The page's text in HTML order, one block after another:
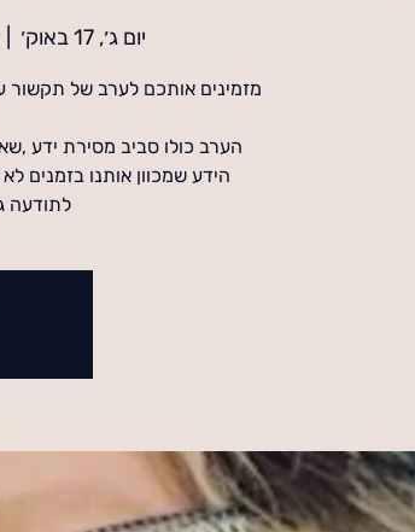
יום ג׳, 17 באוק׳
מזמינים אותכם לערב של תקשור
הערב כולו סביב מסירת ידע
הידע שמכוון אותנו בזמנים
לתודעה